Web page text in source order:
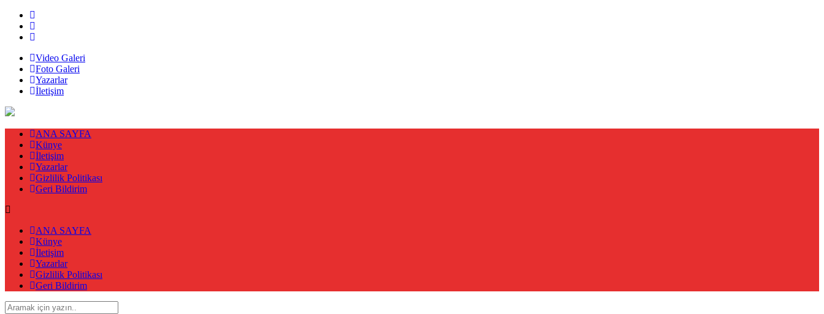
Video Galeri
Foto Galeri
Yazarlar
İletişim
ANA SAYFA
Künye
İletişim
Yazarlar
Gizlilik Politikası
Geri Bildirim
ANA SAYFA
Künye
İletişim
Yazarlar
Gizlilik Politikası
Geri Bildirim